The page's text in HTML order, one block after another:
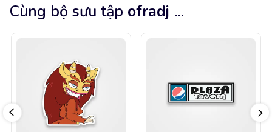
Cùng bộ sưu tập ofradj ...